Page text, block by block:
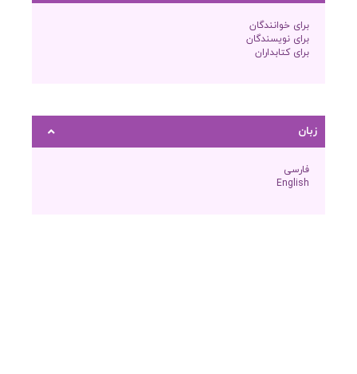
برای خوانندگان
برای نویسندگان
برای کتابداران
زبان
فارسی
English